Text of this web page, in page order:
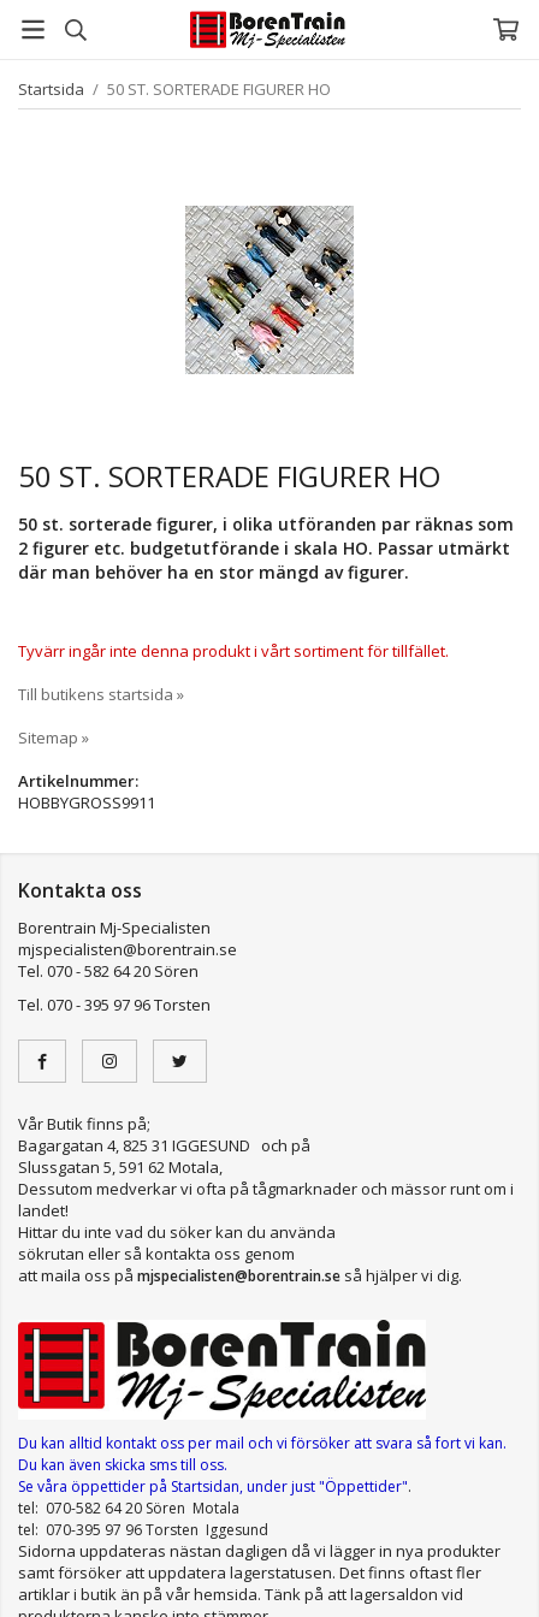
Startsida / 50 ST. SORTERADE FIGURER HO
50 ST. SORTERADE FIGURER HO
50 st. sorterade figurer, i olika utföranden par räknas som
2 figurer etc. budgetutförande i skala HO. Passar utmärkt
där man behöver ha en stor mängd av figurer.
Tyvärr ingår inte denna produkt i vårt sortiment för tillfället.
Till butikens startsida »
Sitemap »
Artikelnummer:
HOBBYGROSS9911
Kontakta oss
Borentrain Mj-Specialisten
mjspecialisten@borentrain.se
Tel. 070 - 582 64 20 Sören
Tel. 070 - 395 97 96 Torsten
Vår Butik finns på;
Bagargatan 4, 825 31 IGGESUND och på
Slussgatan 5, 591 62 Motala,
Dessutom medverkar vi ofta på tågmarknader och mässor runt om i
landet!
Hittar du inte vad du söker kan du använda
sökrutan eller så kontakta oss genom
att maila oss på mjspecialisten@borentrain.se så hjälper vi dig.
Du kan alltid kontakt oss per mail och vi försöker att svara så fort vi kan.
Du kan även skicka sms till oss.
Se våra öppettiderpå Startsidan, under just "Öppettider".
tel: 070-582 64 20 Sören Motala
tel: 070-395 97 96 Torsten Iggesund
Sidorna uppdateras nästan dagligen då vi lägger in nya produkter
samt försöker att uppdatera lagerstatusen. Det finns oftast fler
artiklar i butik än på vår hemsida. Tänk på att lagersaldon vid